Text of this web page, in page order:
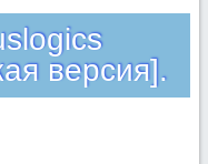
версия].